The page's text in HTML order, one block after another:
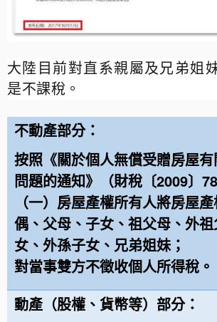
大陸目前對直系親屬及兄弟姐
是不課稅。
不動產部分：
按照《關於個人無償受贈房屋
問題的通知》（財稅〔2009〕 78
（一）房屋產權所有人將房屋
偶、父母、子女、祖父母、外
女、外孫子女、兄弟姐妹；
對當事雙方不徵收個人所得稅 。
動產（股權、貨幣等）部分：